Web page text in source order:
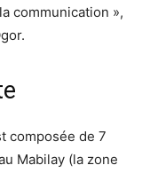
communication »,
composée de 7
Mabilay (la zone